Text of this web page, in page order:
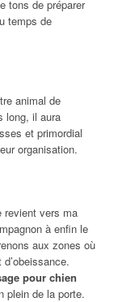
tons de préparer
temps de
animal de
long, il aura
et primordial
organisation.
revient vers ma
à enfin le
aux zones où
pour chien
plein de la porte.